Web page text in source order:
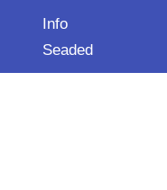
Info
Seaded